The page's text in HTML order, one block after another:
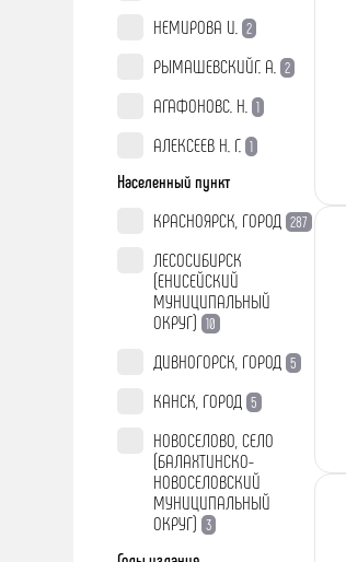
НЕМИРОВА И. 2
РЫМАШЕВСКИЙГ. А. 2
АГАФОНОВС. Н. 1
АЛЕКСЕЕВ Н. Г. 1
Населенный пункт
КРАСНОЯРСК, ГОРОД 287
ЛЕСОСИБИРСК
(ЕНИСЕЙСКИЙ
МУНИЦИПАЛЬНЫЙ
ОКРУГ) 10
ДИВНОГОРСК, ГОРОД 5
КАНСК, ГОРОД 5
НОВОСЕЛОВО, СЕЛО
(БАЛАХТИНСКО-
НОВОСЕЛОВСКИЙ
МУНИЦИПАЛЬНЫЙ
ОКРУГ) 3